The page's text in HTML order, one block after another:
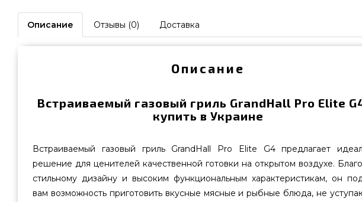
Описание Отзывы (0) Доставка
Описание
Встраиваемый газовый гриль GrandHall Pro Elite
купить в Украине
Встраиваемый газовый гриль GrandHall Pro Elite G4 предлагает
решение для ценителей качественной готовки на открытом воздухе.
стильному дизайну и высоким функциональным характеристикам, он
вам возможность приготовить вкусные мясные и рыбные блюда, не